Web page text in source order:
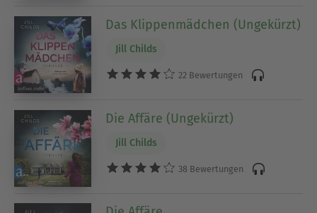
Das Klippenmädchen (Ungekürzt)
Jill Childs
22 Bewertungen
Die Affäre (Ungekürzt)
Jill Childs
38 Bewertungen